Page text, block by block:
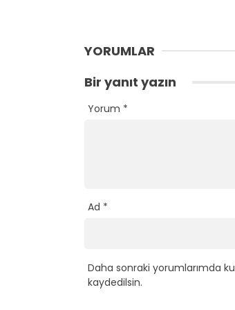
YORUMLAR
Bir yanıt yazın
Yorum *
Ad *
Daha sonraki yorumlarımda
kaydedilsin.